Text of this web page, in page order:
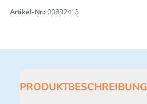
Artikel-Nr.: 00892413
PRODUKTBESCHREIBUNG